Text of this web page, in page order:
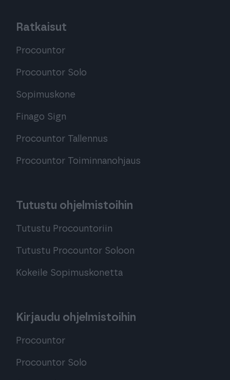
Ratkaisut
Procountor
Procountor Solo
Sopimuskone
Finago Sign
Procountor Tallennus
Procountor Toiminnanohjaus
Tutustu ohjelmistoihin
Tutustu Procountoriin
Tutustu Procountor Soloon
Kokeile Sopimuskonetta
Kirjaudu ohjelmistoihin
Procountor
Procountor Solo